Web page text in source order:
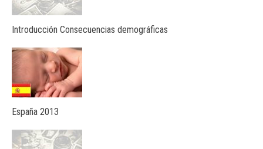
Introducción Consecuencias demográficas
España 2013